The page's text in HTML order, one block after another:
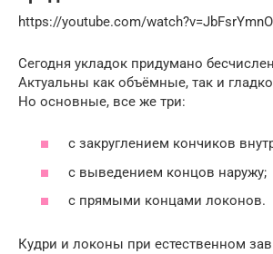
https://youtube.com/
Сегодня укладок придумано
Актуальны как объёмные, так и
Но основные, все же три:
с закруглением кончиков
с выведением концов наружу;
с прямыми концами локонов.
Кудри и локоны при естественном